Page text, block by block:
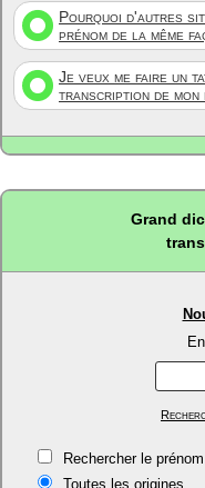
Pourquoi d'autres
prénom de la même
Je veux me faire un
transcription de mon
Grand
Rechercher le
Toutes les origines